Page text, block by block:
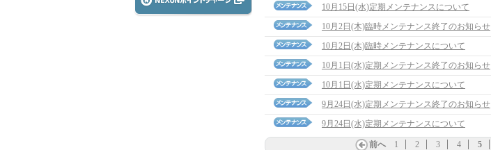
10月15日(水)定期メンテナンスについて
10月2日(木)臨時メンテナンス終了のお知らせ
10月2日(木)臨時メンテナンスについて
10月1日(水)定期メンテナンス終了のお知らせ
10月1日(水)定期メンテナンスについて
9月24日(水)定期メンテナンス終了のお知らせ
9月24日(水)定期メンテナンスについて
前へ 1 2 3 4 5